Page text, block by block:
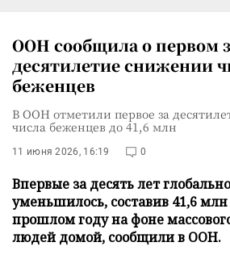
ООН сообщила о первом
десятилетие снижении
беженцев
В ООН отметили первое за
числа беженцев до 41,6 млн
11 июня 2026, 16:19 0
Впервые за десять лет
уменьшилось, составив 41,6
прошлом году на фоне
людей домой, сообщили в ООН.